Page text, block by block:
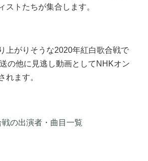
ストたちが集合します。
上がりそうな2020年紅白歌合戦で
の他に見逃し動画としてNHKオン
れます。
の出演者・曲目一覧